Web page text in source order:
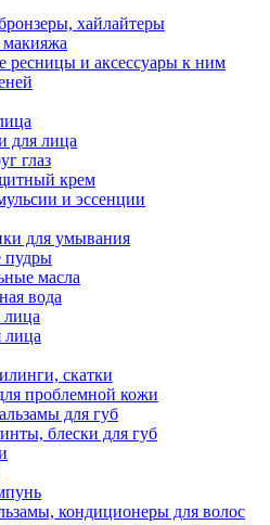
хайлайтеры
ресницы и аксессуары к ним
для лица
глаз
крем
и эссенции
для умывания
пудры
масла
вода
лица
скатки
проблемной кожи
для губ
блески для губ
кондиционеры для волос